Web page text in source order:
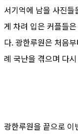
서기억에 남을 사진
게 차려 입은 커플들
다. 광한루원은 처음
례 국난을 겪으며 다
광한루원을 끝으로